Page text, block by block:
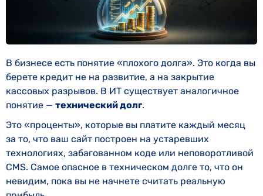
В бизнесе есть понятие «плохого долга». Это когда вы
берете кредит не на развитие, а на закрытие
кассовых разрывов. В ИТ существует аналогичное
понятие — технический долг.
Это «проценты», которые вы платите каждый месяц
за то, что ваш сайт построен на устаревших
технологиях, забагованном коде или неповоротливой
CMS. Самое опасное в техническом долге то, что он
невидим, пока вы не начнете считать реальную